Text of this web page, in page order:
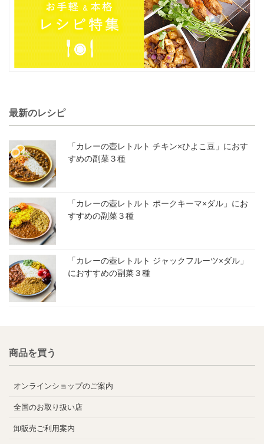
最新のレシピ
「カレーの壺レトルト チキン×ひよこ豆」におす
すめの副菜３種
「カレーの壺レトルト ポークキーマ×ダル」にお
すすめの副菜３種
「カレーの壺レトルト ジャックフルーツ×ダル」
におすすめの副菜３種
商品を買う
オンラインショップのご案内
全国のお取り扱い店
卸販売ご利用案内